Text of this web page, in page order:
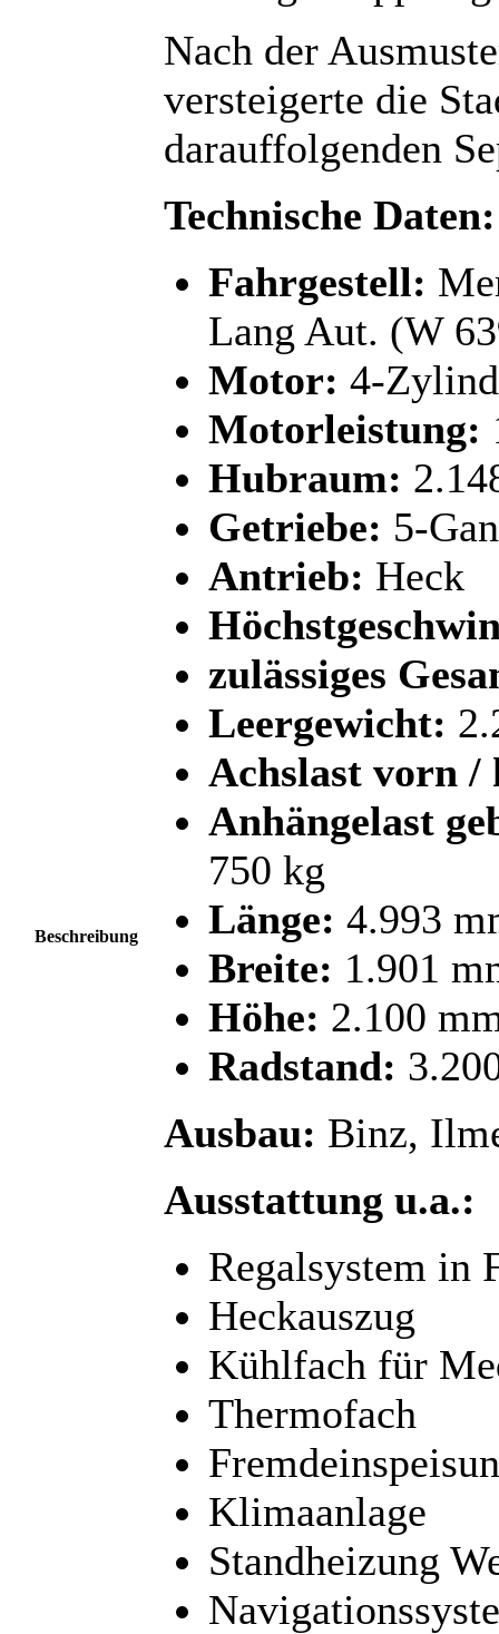
Beschreibung
Nach der
versteigerte die
darauffolgenden
Technische Daten:
Fahrgestell:
Lang Aut. (W
Motor: 4-
Motorleistung:
Hubraum:
Getriebe: 5-
Antrieb: Heck
zulässiges
Leergewicht:
Achslast vorn
Anhängelast
750 kg
Länge: 4.993
Breite: 1.901
Höhe: 2.100
Radstand:
Ausbau: Binz,
Ausstattung u.a.:
Regalsystem in
Heckauszug
Kühlfach für
Thermofach
Klimaanlage
Standheizung